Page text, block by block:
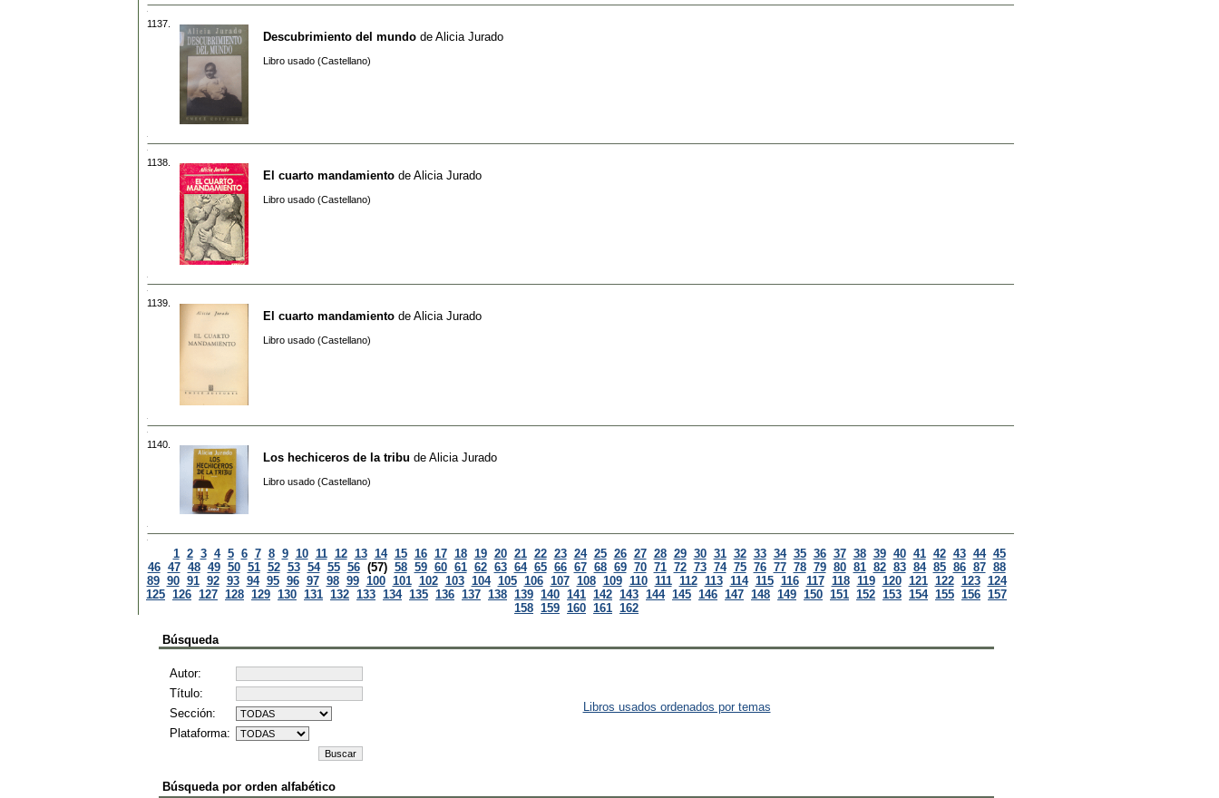
1137.
Descubrimiento del mundo de Alicia Jurado
Libro usado (Castellano)
1138.
El cuarto mandamiento de Alicia Jurado
Libro usado (Castellano)
1139.
El cuarto mandamiento de Alicia Jurado
Libro usado (Castellano)
1140.
Los hechiceros de la tribu de Alicia Jurado
Libro usado (Castellano)
1 2 3 4 5 6 7 8 9 10 11 12 13 14 15 16 17 18 19 20 21 22 23 24 25 26 27 28 29 30 31 32 33 34 35 36 37 38 39 40 41 42 43 44 45
46 47 48 49 50 51 52 53 54 55 56 (57) 58 59 60 61 62 63 64 65 66 67 68 69 70 71 72 73 74 75 76 77 78 79 80 81 82 83 84 85 86 87 88
89 90 91 92 93 94 95 96 97 98 99 100 101 102 103 104 105 106 107 108 109 110 111 112 113 114 115 116 117 118 119 120 121 122 123 124
125 126 127 128 129 130 131 132 133 134 135 136 137 138 139 140 141 142 143 144 145 146 147 148 149 150 151 152 153 154 155 156 157
158 159 160 161 162
Búsqueda
Autor:
Título:
Sección:
Plataforma:
Libros usados ordenados por temas
Búsqueda por orden alfabético